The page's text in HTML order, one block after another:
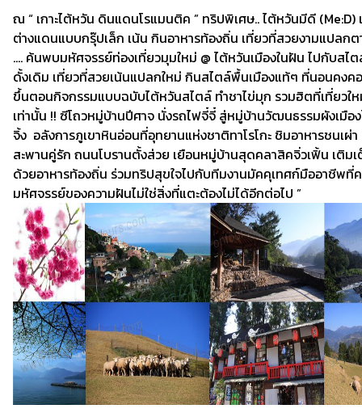
ณ “ เกาะไต้หวัน ดินแดนโรแมนติค ” ทริปพิเศษ.. ไต้หวันมีดี
ต่างแดนแบบกรุ๊ปเล็ก เน้น กินอาหารท้องถิ่น เที่ยวที่สวยงามแปลก
.... ค้นพบมหัศจรรย์ท่องเที่ยวมุมใหม่ @ ไต้หวันเมืองในฝัน ไปกับส
ดั้งเดิม เที่ยวที่สวยเน้นแปลกใหม่ กินสไตล์พื้นเมืองแท้ๆ ที่นอนคง
ขึ้นตอนกิจกรรมแบบฉบับไต้หวันสไตล์ ทำชาไข่มุก รวมฮิตที่เที่ยวใ
เท่านั้น !! ซีโถวหมู่บ้านปีศาจ นั่งรถไฟจี๋จี๋ สู่หมู่บ้านวัฒนธรรมผังเมื
จิ้ง อลังการภูเขาหินอ่อนที่อุทยานแห่งชาติทาโรโกะ ชิมอาหารชน
สะพานคู่รัก ถนนโบรานตั้งส่วย เยือนหมู่บ้านสุดคลาสิคจิ่วเฟิ้น เติ
ด้วยอาหารท้องถิ่น ร่วมทริปสุขใจไปกับทีมงานมัคคุเทศก์มืออาชีพที่
มหัศจรรย์ของความฝันไม่ใช่สิ่งที่แตะต้องไม่ได้อีกต่อไป ”